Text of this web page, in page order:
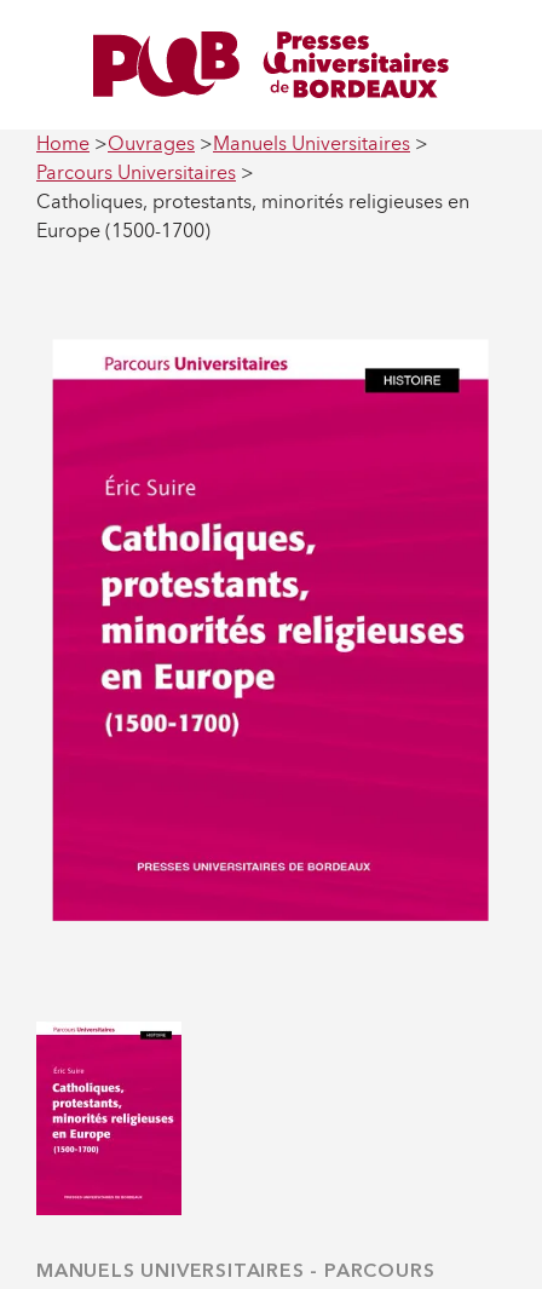
Home Ouvrages
Manuels Universitaires
Parcours Universitaires
Catholiques, protestants, minorités religieuses en
Europe (1500-1700)
MANUELS UNIVERSITAIRES -
PARCOURS